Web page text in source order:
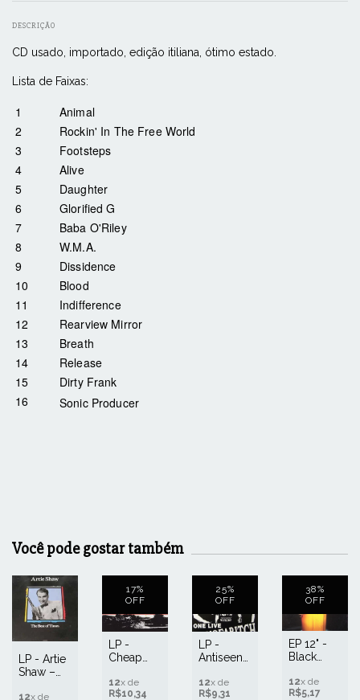
DESCRIÇÃO
CD usado, importado, edição itiliana, ótimo estado.
Lista de Faixas:
1
Animal
2
Rockin' In The Free World
3
Footsteps
4
Alive
5
Daughter
6
Glorified G
7
Baba O'Riley
8
W.M.A.
9
Dissidence
10
Blood
11
Indifference
12
Rearview Mirror
13
Breath
14
Release
15
Dirty Frank
16
Sonic Producer
Você pode gostar também
LP - Artie
Shaw ‎–
12x de
17%
OFF
LP -
Cheap
Launch
Off To
12x de
R$10,34
25%
OFF
LP -
Antiseen
Live Son
Of A Bitch
12x de
R$9,31
38%
OFF
EP 12" -
Black
Strobelite
Honey
12x de
R$5,17